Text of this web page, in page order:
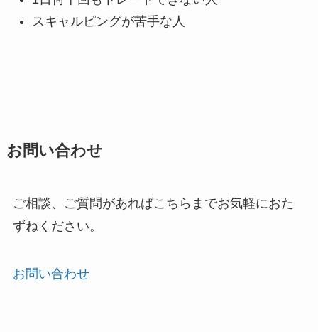
スキャルピングが苦手な人
お問い合わせ
ご相談、ご質問があればこちらまでお気軽におた
ずねください。
お問い合わせ